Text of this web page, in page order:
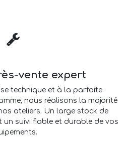
vente expert
technique et à la parfaite
nous réalisons la majorité
ateliers. Un large stock de
suivi fiable et durable de vos